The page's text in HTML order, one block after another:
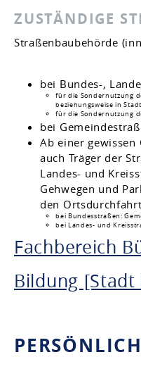
ZUSTÄNDIGE
Straßenbaubehörde
bei Bundes-,
für die Sondernutzung
beziehungsweise in
für die Sondernutzung
bei
Ab einer gewissen
auch Träger der
Landes- und
Gehwegen und
den
bei Bundesstraßen:
bei Landes- und
Fachbereich
Bildung